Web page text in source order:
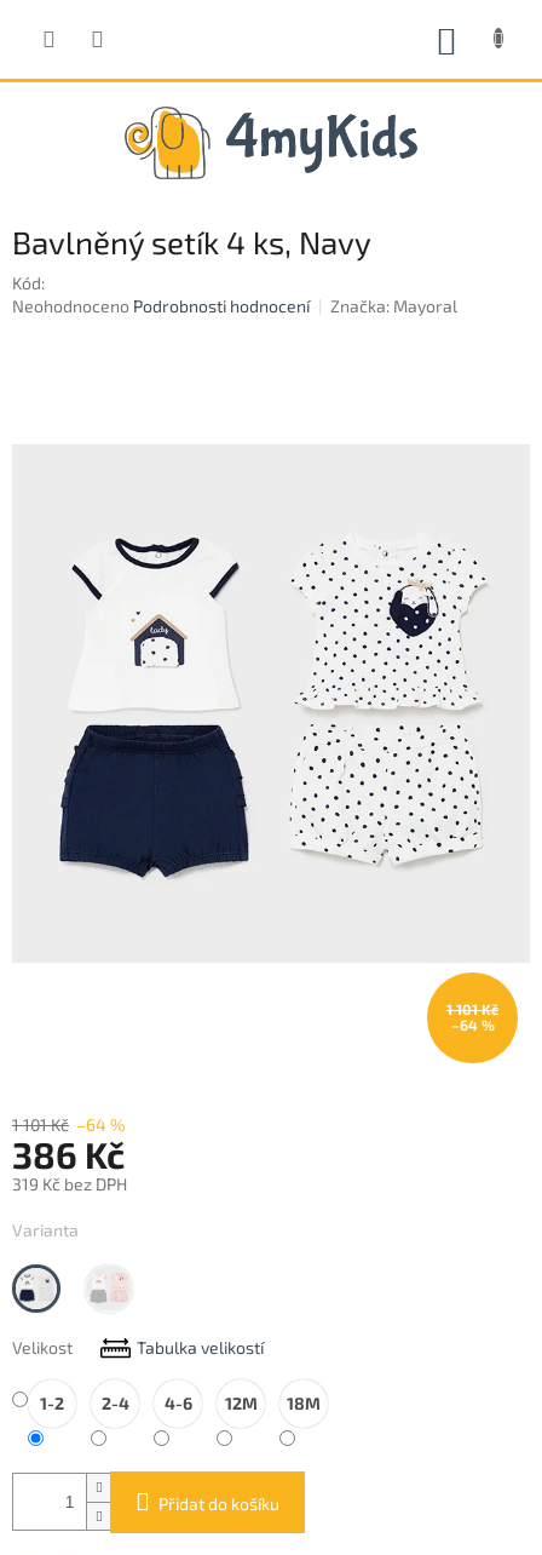
Bavlněný setík 4 ks, Navy
Kód:
Průměrné
Neohodnoceno Podrobnosti hodnocení Značka: Mayoral
1 101 Kč
–64 %
1 101 Kč –64 %
386 Kč
319 Kč bez DPH
cena:
Varianta
Navy
Pale
Velikost
Tabulka velikostí
1-2 2-4 4-6 12M 18M
Přidat do košíku